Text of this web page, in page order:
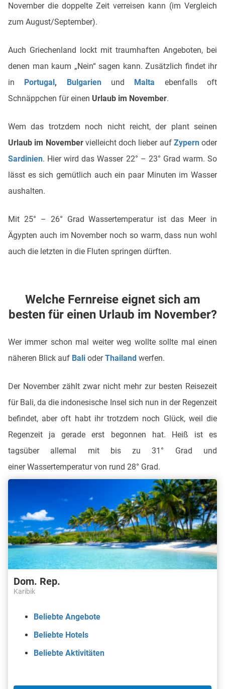
November die doppelte Zeit verreisen kann (im Vergleich
zum August/September).
Auch Griechenland lockt mit traumhaften Angeboten, bei
denen man kaum „Nein“ sagen kann. Zusätzlich findet ihr
in Portugal, Bulgarien und Malta ebenfalls oft
Schnäppchen für einen Urlaub im November.
Wem das trotzdem noch nicht reicht, der plant seinen
Urlaub im Novembervielleicht doch lieber auf Zypern oder
Sardinien. Hier wird das Wasser 22° – 23° Grad warm. So
lässt es sich gemütlich auch ein paar Minuten im Wasser
aushalten.
Mit 25° – 26° Grad Wassertemperatur ist das Meer in
Ägypten auch im November noch so warm, dass nun wohl
auch die letzten in die Fluten springen dürften.
Welche Fernreise eignet sich am
besten für einen Urlaub im November?
Wer immer schon mal weiter weg wollte sollte mal einen
näheren Blick auf Bali oderThailand werfen.
Der November zählt zwar nicht mehr zur besten Reisezeit
für Bali, da die indonesische Insel sich nun in der Regenzeit
befindet, aber oft habt ihr trotzdem noch Glück, weil die
Regenzeit ja gerade erst begonnen hat. Heiß ist es
tagsüber allemal mit bis zu 31° Grad und
einer Wassertemperatur von rund 28° Grad.
Dom. Rep.
Karibik
Beliebte Angebote
Beliebte Hotels
Beliebte Aktivitäten